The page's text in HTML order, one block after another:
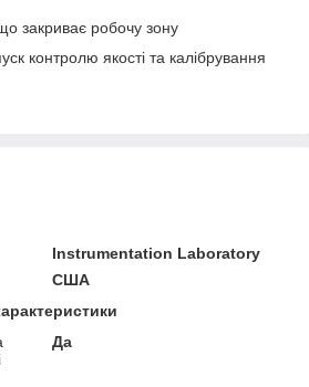
закриває робочу зону
контролю якості та калібрування
Instrumentation Laboratory
США
Да